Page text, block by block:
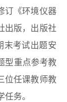
订《环境仪器
出版，出版社
末考试出题安
型重点参考教
位任课教师教
务。